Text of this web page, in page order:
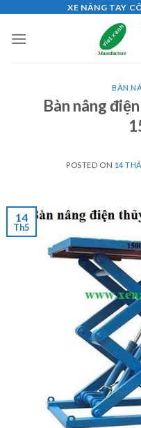
content
XE NÂNG TAY
BÀN
Bàn nâng
POSTED ON 14
14
Th5